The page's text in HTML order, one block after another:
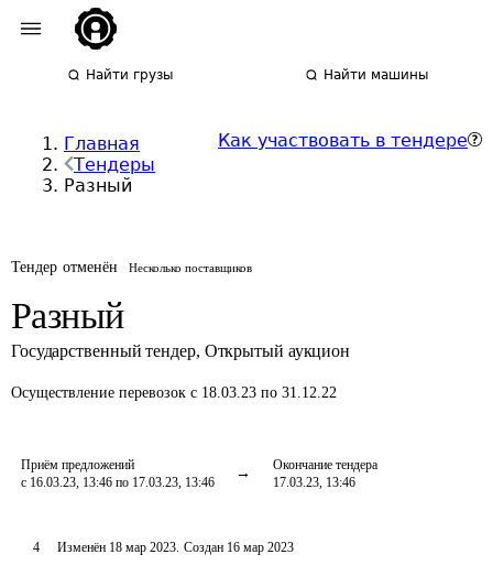
Найти грузы Найти машины
Главная
Тендеры
Разный
Как участвовать в тендере
Тендер отменён Несколько поставщиков
Разный
Государственный тендер, Открытый аукцион
Осуществление перевозок с 18.03.23 по 31.12.22
Приём предложений
с 16.03.23, 13:46 по 17.03.23, 13:46
Окончание тендера
17.03.23, 13:46
4 Изменён 18 мар 2023. Создан 16 мар 2023